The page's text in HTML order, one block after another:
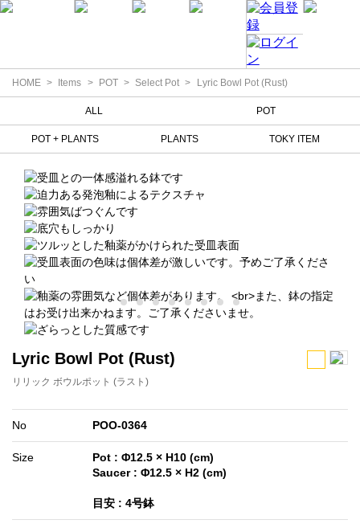
HOME Items POT Select Pot Lyric Bowl Pot (Rust)
ALL POT
POT + PLANTS PLANTS TOKY ITEM
Lyric Bowl Pot (Rust)
リリック ボウルポット (ラスト)
No POO-0364
Size
Pot : Φ12.5 × H10 (cm)
Saucer : Φ12.5 × H2 (cm)
目安 : 4号鉢